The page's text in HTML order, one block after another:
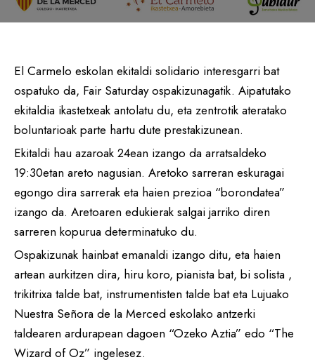
El Carmelo eskolan ekitaldi solidario interesgarri bat
ospatuko da, Fair Saturday ospakizunagatik. Aipatutako
ekitaldia ikastetxeak antolatu du, eta zentrotik ateratako
boluntarioak parte hartu dute prestakizunean.
Ekitaldi hau azaroak 24ean izango da arratsaldeko
19:30etan areto nagusian. Aretoko sarreran eskuragai
egongo dira sarrerak eta haien prezioa “borondatea”
izango da. Aretoaren edukierak salgai jarriko diren
sarreren kopurua determinatuko du.
Ospakizunak hainbat emanaldi izango ditu, eta haien
artean aurkitzen dira, hiru koro, pianista bat, bi solista ,
trikitrixa talde bat, instrumentisten talde bat eta Lujuako
Nuestra Señora de la Merced eskolako antzerki
taldearen ardurapean dagoen “Ozeko Aztia” edo “The
Wizard of Oz” ingelesez.